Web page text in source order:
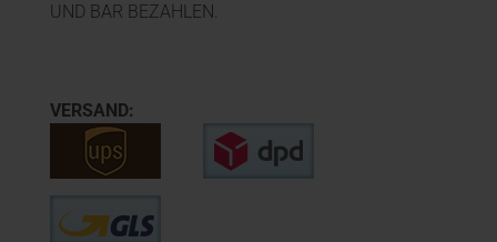
UND BAR BEZAHLEN.
VERSAND: